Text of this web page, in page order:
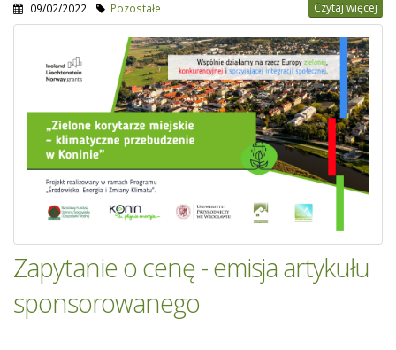
09/02/2022 Pozostałe Czytaj więcej
Zapytanie o cenę - emisja artykułu
sponsorowanego